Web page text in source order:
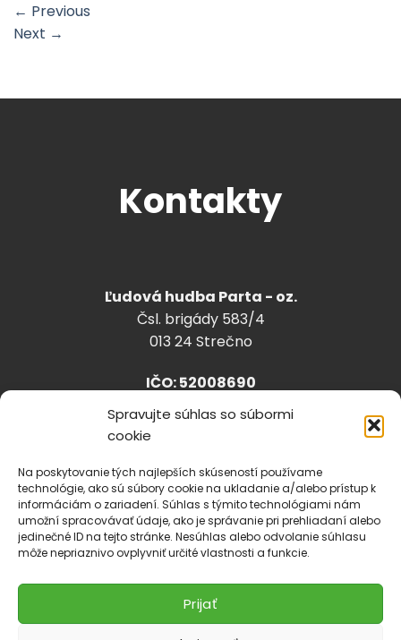
Spravujte súhlas so súbormi
cookie
Na poskytovanie tých najlepších skúseností používame
technológie, ako sú súbory cookie na ukladanie a/alebo prístup k
informáciám o zariadení. Súhlas s týmito technológiami nám
umožní spracovávať údaje, ako je správanie pri prehliadaní alebo
jedinečné ID na tejto stránke. Nesúhlas alebo odvolanie súhlasu
môže nepriaznivo ovplyvniť určité vlastnosti a funkcie.
Prijať
← Previous
Next →
Kontakty
Ľudová hudba Parta - oz.
Čsl. brigády 583/4
013 24 Strečno
IČO: 52008690
+421918 530 888
Cookies